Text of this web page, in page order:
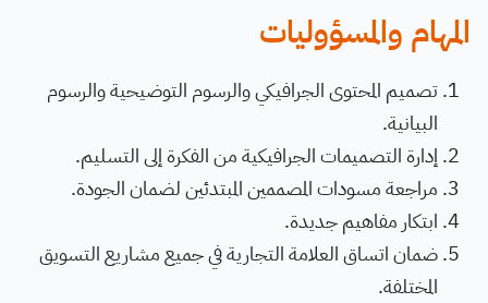
المهام والمسؤوليات
تصميم المحتوى الجرافيكي والرسوم التوضيحية والرسوم
البيانية.
إدارة التصميمات الجرافيكية من الفكرة إلى التسليم.
مراجعة مسودات المصممين المبتدئين لضمان الجودة.
ابتكار مفاهيم جديدة.
ضمان اتساق العلامة التجارية في جميع مشاريع التسويق
المختلفة.